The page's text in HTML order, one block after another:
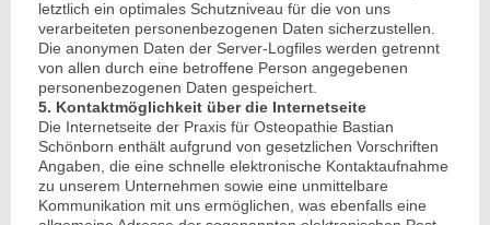
letztlich ein optimales Schutzniveau für die von uns
verarbeiteten personenbezogenen Daten sicherzustellen.
Die anonymen Daten der Server-Logfiles werden getrennt
von allen durch eine betroffene Person angegebenen
personenbezogenen Daten gespeichert.
5. Kontaktmöglichkeit über die Internetseite
Die Internetseite der Praxis für Osteopathie Bastian
Schönborn enthält aufgrund von gesetzlichen Vorschriften
Angaben, die eine schnelle elektronische Kontaktaufnahme
zu unserem Unternehmen sowie eine unmittelbare
Kommunikation mit uns ermöglichen, was ebenfalls eine